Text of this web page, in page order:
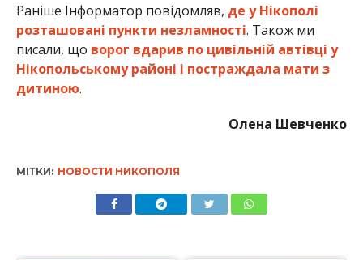
Раніше Інформатор повідомляв, де у Нікополі
розташовані пункти незламності. Також ми
писали, що ворог вдарив по цивільній автівці у
Нікопольському районі і постраждала мати з
дитиною.
Олена Шевченко
МІТКИ: НОВОСТИ НИКОПОЛЯ